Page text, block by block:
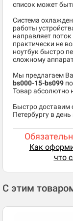
список может
Система
работы
направляет
практически не
ноутбук быстро
сложному
Мы предлагаем
bs000-15-bs099
Товар абсолютно
Быстро доставим
Петербургу в
Как
что
С этим